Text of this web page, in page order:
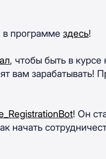
в программе здесь!
, чтобы быть в курсе
вам зарабатывать!
! Он
начать